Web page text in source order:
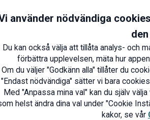
måste besöka
kring jul är
som förbinds med Otrabanda
Ett måste är att vandra
guvernör fick migrän av
Sant eller falskt? För
hotell upp längs
använder nödvändiga
Du kan också välja att tillåta analys- och
förbättra upplevelsen, mäta hur
Om du väljer "Godkänn alla" tillåter du
"Endast nödvändiga" sätter vi bara
Med "Anpassa mina val" kan du själv
helst ändra dina val under "Cookie
kakor, se vår